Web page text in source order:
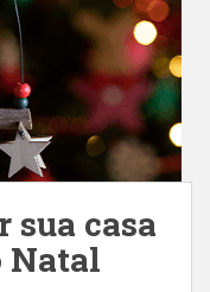
sua casa
Natal